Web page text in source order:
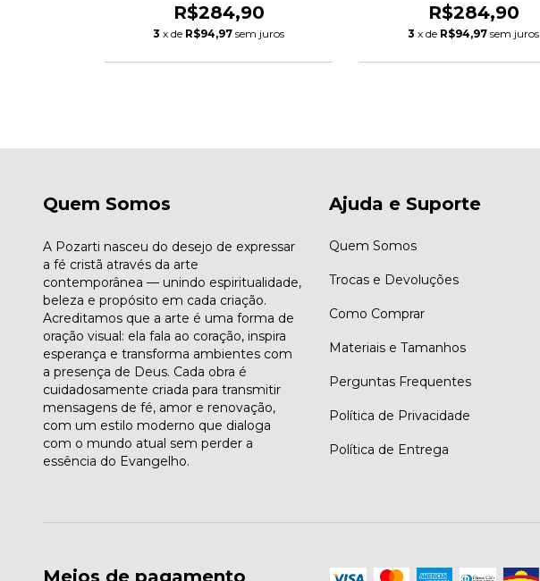
R$284,90
3 x de R$94,97 sem juros
R$284,90
3 x de R$94,97 sem juros
Quem Somos
A Pozarti nasceu do desejo de expressar
a fé cristã através da arte
contemporânea — unindo espiritualidade,
beleza e propósito em cada criação.
Acreditamos que a arte é uma forma de
oração visual: ela fala ao coração, inspira
esperança e transforma ambientes com
a presença de Deus. Cada obra é
cuidadosamente criada para transmitir
mensagens de fé, amor e renovação,
com um estilo moderno que dialoga
com o mundo atual sem perder a
essência do Evangelho.
Ajuda e Suporte
Quem Somos
Trocas e Devoluções
Como Comprar
Materiais e Tamanhos
Perguntas Frequentes
Política de Privacidade
Política de Entrega